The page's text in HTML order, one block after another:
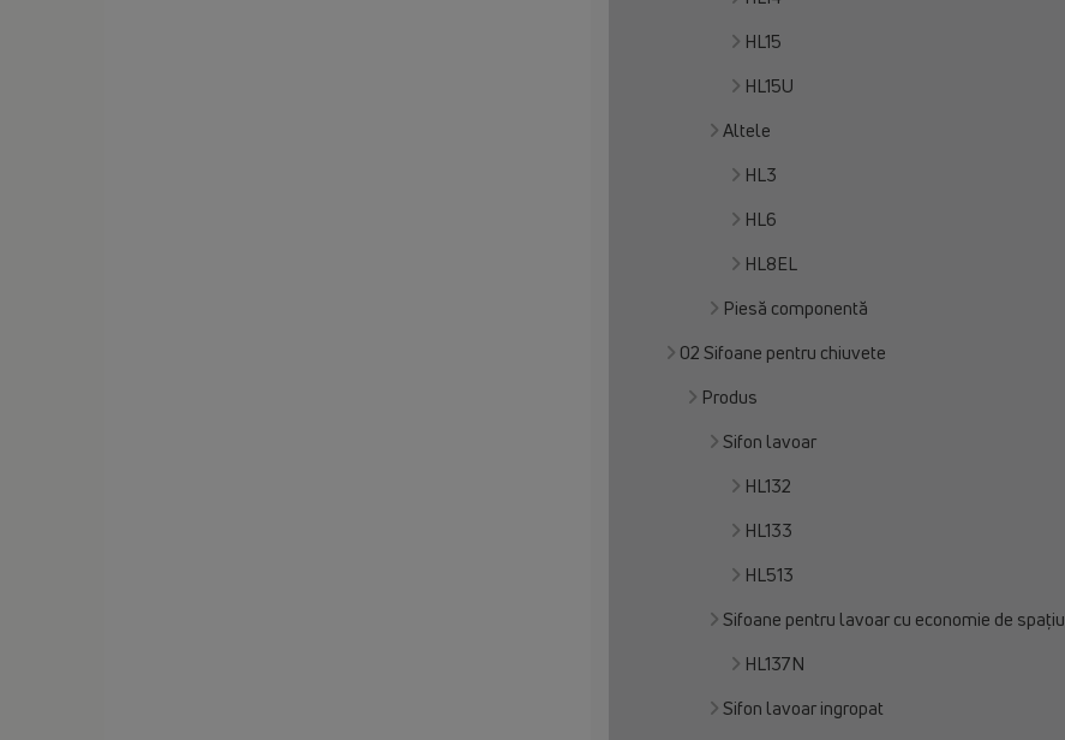
HL15
HL15U
Altele
HL3
HL6
HL8EL
Piesă componentă
02 Sifoane pentru chiuvete
Produs
Sifon lavoar
HL132
HL133
HL513
Sifoane pentru lavoar cu economie de spațiu
HL137N
Sifon lavoar ingropat